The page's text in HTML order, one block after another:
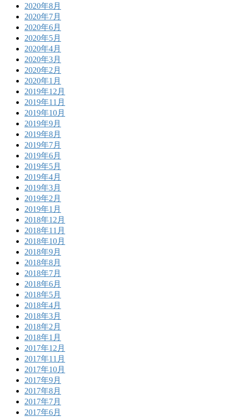
2020年8月
2020年7月
2020年6月
2020年5月
2020年4月
2020年3月
2020年2月
2020年1月
2019年12月
2019年11月
2019年10月
2019年9月
2019年8月
2019年7月
2019年6月
2019年5月
2019年4月
2019年3月
2019年2月
2019年1月
2018年12月
2018年11月
2018年10月
2018年9月
2018年8月
2018年7月
2018年6月
2018年5月
2018年4月
2018年3月
2018年2月
2018年1月
2017年12月
2017年11月
2017年10月
2017年9月
2017年8月
2017年7月
2017年6月